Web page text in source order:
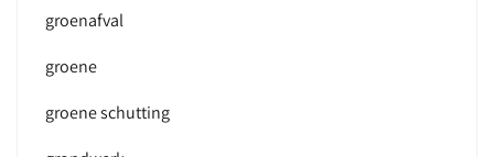
groenafval
groene
groene schutting